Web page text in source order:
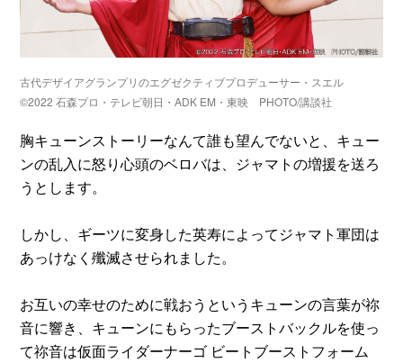
古代デザイアグランプリのエグゼクティブプロデューサー・スエル
©2022 石森プロ・テレビ朝日・ADK EM・東映 PHOTO/講談社
胸キューンストーリーなんて誰も望んでないと、キュー
ンの乱入に怒り心頭のベロバは、ジャマトの増援を送ろ
うとします。
しかし、ギーツに変身した英寿によってジャマト軍団は
あっけなく殲滅させられました。
お互いの幸せのために戦おうというキューンの言葉が祢
音に響き、キューンにもらったブーストバックルを使っ
て祢音は仮面ライダーナーゴ ビートブーストフォーム